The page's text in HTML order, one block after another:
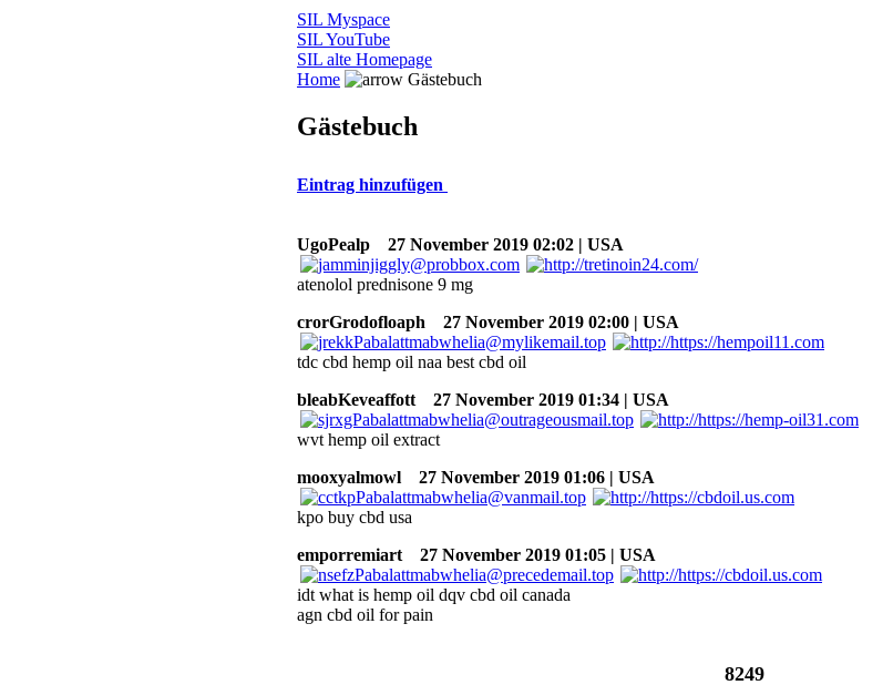
SIL Myspace
SIL YouTube
SIL alte Homepage
Home
Gästebuch
Gästebuch
Eintrag hinzufügen
UgoPealp 27 November 2019 02:02 | USA
atenolol prednisone 9 mg
crorGrodofloaph
27 November 2019 02:00 | USA
tdc cbd hemp oil naa best cbd oil
bleabKeveaffott
27 November 2019 01:34 | USA
wvt hemp oil extract
mooxyalmowl
27 November 2019 01:06 | USA
kpo buy cbd usa
emporremiart
27 November 2019 01:05 | USA
idt what is hemp oil dqv cbd oil canada
agn cbd oil for pain
8249